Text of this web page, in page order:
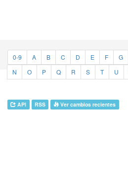
0-9 A B C D E F G
N
O P Q R S T U
API RSS Ver cambios recientes